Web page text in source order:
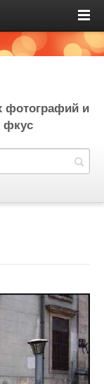
фотографий и
фкус